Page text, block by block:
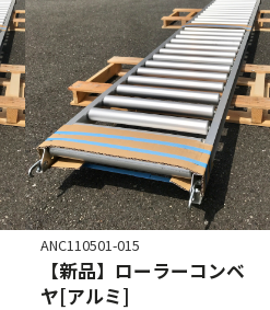
ANC110501-015
【新品】ローラーコンベ
ヤ[アルミ]